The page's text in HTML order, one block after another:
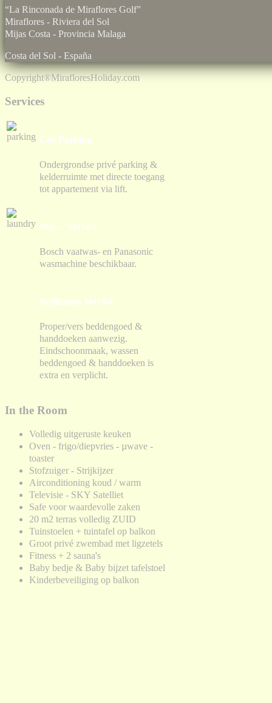
“La Rinconada de Miraflores Golf”
Miraflores - Riviera del Sol
Mijas Costa - Provincia Malaga
Costa del Sol - España
Copyright®MirafloresHoliday.com
Services
Car Parking
Ondergrondse privé parking &
kelderruimte met directe toegang
tot appartement via lift.
Was - Service
Bosch vaatwas- en Panasonic
wasmachine beschikbaar.
Bedlinnen Service
Proper/vers beddengoed &
handdoeken aanwezig.
Eindschoonmaak, wassen
beddengoed & handdoeken is
extra en verplicht.
In the Room
Volledig uitgeruste keuken
Oven - frigo/diepvries - µwave -
toaster
Stofzuiger - Strijkijzer
Airconditioning koud / warm
Televisie - SKY Satelliet
Safe voor waardevolle zaken
20 m2 terras volledig ZUID
Tuinstoelen + tuintafel op balkon
Groot privé zwembad met ligzetels
Fitness + 2 sauna's
Baby bedje & Baby bijzet tafelstoel
Kinderbeveiliging op balkon